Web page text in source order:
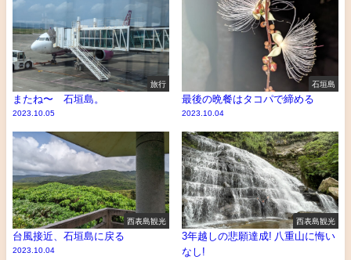
旅行
またね〜 石垣島。
2023.10.05
石垣島
最後の晩餐はタコパで締める
2023.10.04
西表島観光
台風接近、石垣島に戻る
2023.10.04
西表島観光
3年越しの悲願達成! 八重山に悔い
なし!